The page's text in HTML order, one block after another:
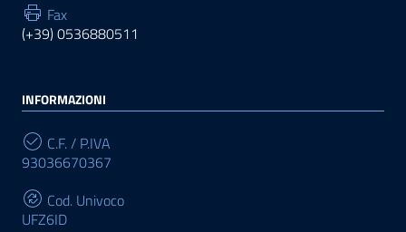
Fax
(+39) 0536880511
INFORMAZIONI
C.F. / P.IVA
93036670367
Cod. Univoco
UFZ6ID